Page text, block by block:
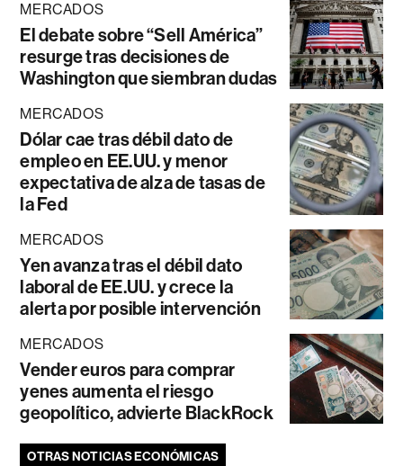
MERCADOS
El debate sobre “Sell América”
resurge tras decisiones de
Washington que siembran dudas
MERCADOS
Dólar cae tras débil dato de
empleo en EE.UU. y menor
expectativa de alza de tasas de
la Fed
MERCADOS
Yen avanza tras el débil dato
laboral de EE.UU. y crece la
alerta por posible intervención
MERCADOS
Vender euros para comprar
yenes aumenta el riesgo
geopolítico, advierte BlackRock
OTRAS NOTICIAS ECONÓMICAS